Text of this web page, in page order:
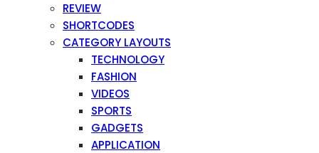
REVIEW
SHORTCODES
CATEGORY LAYOUTS
TECHNOLOGY
FASHION
VIDEOS
SPORTS
GADGETS
APPLICATION